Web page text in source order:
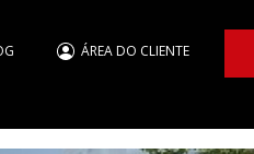
ÁREA DO CLIENTE